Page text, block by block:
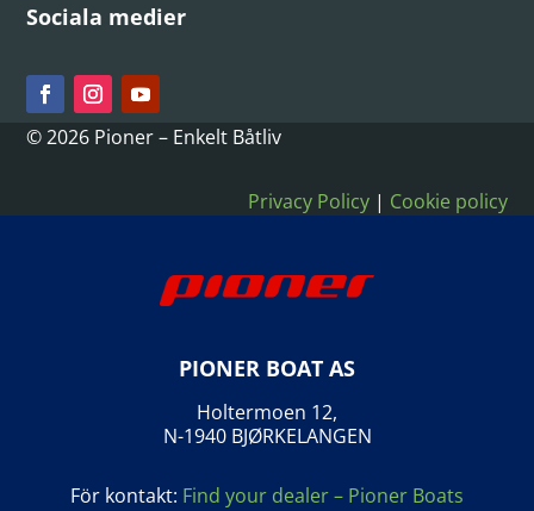
Sociala medier
© 2026 Pioner – Enkelt Båtliv
Privacy Policy| Cookie policy
PIONER BOAT AS
Holtermoen 12,
N-1940 BJØRKELANGEN
För kontakt: Find your dealer – Pioner Boats